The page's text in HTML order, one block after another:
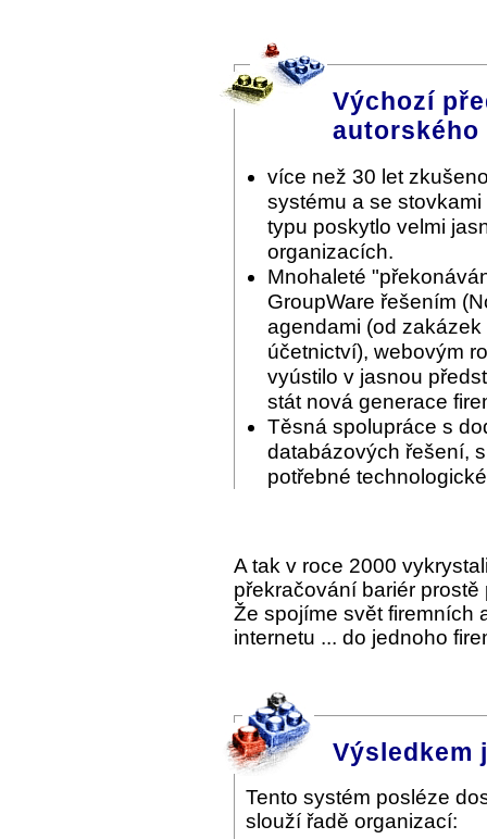
Výchozí
autorského
více než 30 let
systému a se
typu poskytlo velmi
organizacích.
Mnohaleté
GroupWare řešením
agendami (od
účetnictví), webovým
vyústilo v jasnou
stát nová generace
Těsná spolupráce s
databázových řešení,
potřebné
A tak v roce 2000
překračování bariér
Že spojíme svět firemních
internetu ... do jednoho
Výsledkem
Tento systém posléze
slouží řadě organizací: